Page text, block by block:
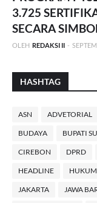
3.725
SECARA
OLEH REDAKSI II -
HASHTAG
ASN ADVETORIAL
BUDAYA BUPATI
CIREBON DPRD
HEADLINE HUKUM
JAKARTA JAWA